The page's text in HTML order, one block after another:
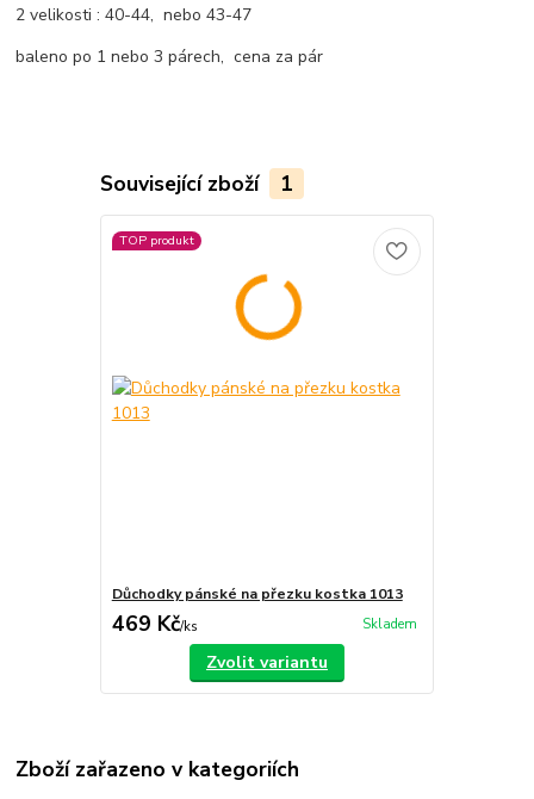
2 velikosti : 40-44, nebo 43-47
baleno po 1 nebo 3 párech, cena za pár
Související zboží 1
TOP produkt
Důchodky pánské na přezku kostka 1013
469 Kč/ks Skladem
Zvolit variantu
Zboží zařazeno v kategoriích